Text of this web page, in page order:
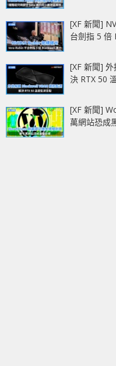
[XF 新聞]
台劍指 5 倍
[XF 新聞]
決 RTX 50
[XF 新聞]
萬網站恐成